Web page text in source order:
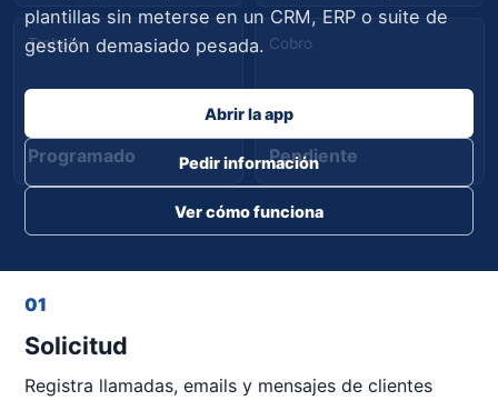
Trabajo
Programado
Cobro
Pendiente
plantillas sin meterse en un CRM, ERP o suite de
gestión demasiado pesada.
Abrir la app
Pedir información
Ver cómo funciona
01
Solicitud
Registra llamadas, emails y mensajes de clientes